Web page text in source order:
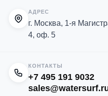
АДРЕС
г. Москва, 1-я
4, оф. 5
КОНТАКТЫ
+7 495 191 9032